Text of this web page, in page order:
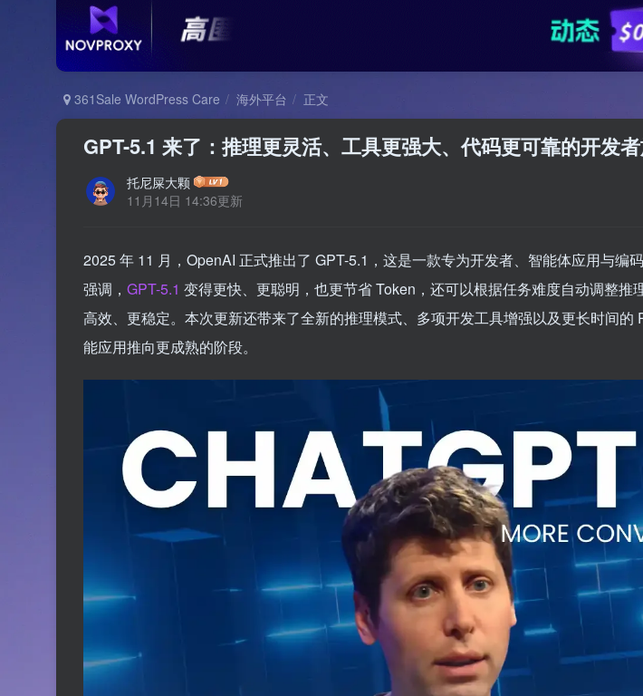
361Sale WordPress Care 海外平台 正文
GPT-5.1 来了：推理更灵活、工具更强大、代码更可靠的开发
托尼屎大颗
11月14日 14:36更新
2025 年 11 月，OpenAI 正式推出了 GPT-5.1，这是一款专为开发者、智能体应用与编
强调， GPT-5.1 变得更快、更聪明，也更节省 Token，还可以根据任务难度自动调整推
高效、更稳定。本次更新还带来了全新的推理模式、多项开发工具增强以及更长时间的
能应用推向更成熟的阶段。